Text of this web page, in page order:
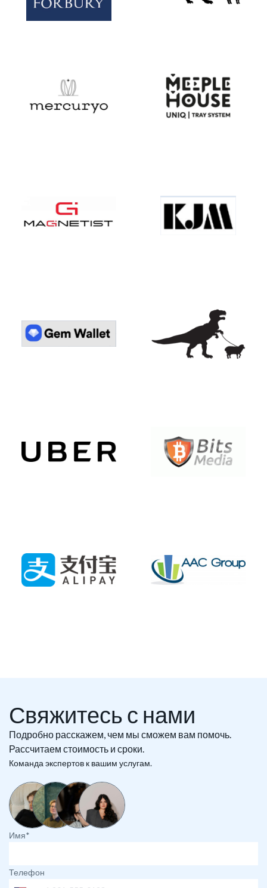
Свяжитесь с нами
Подробно расскажем, чем мы сможем вам помочь.
Рассчитаем стоимость и сроки.
Команда экспертов к вашим услугам.
Имя*
Телефон